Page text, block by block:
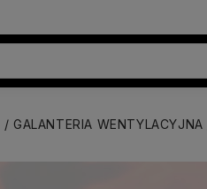
GALANTERIA WENTYLACYJNA